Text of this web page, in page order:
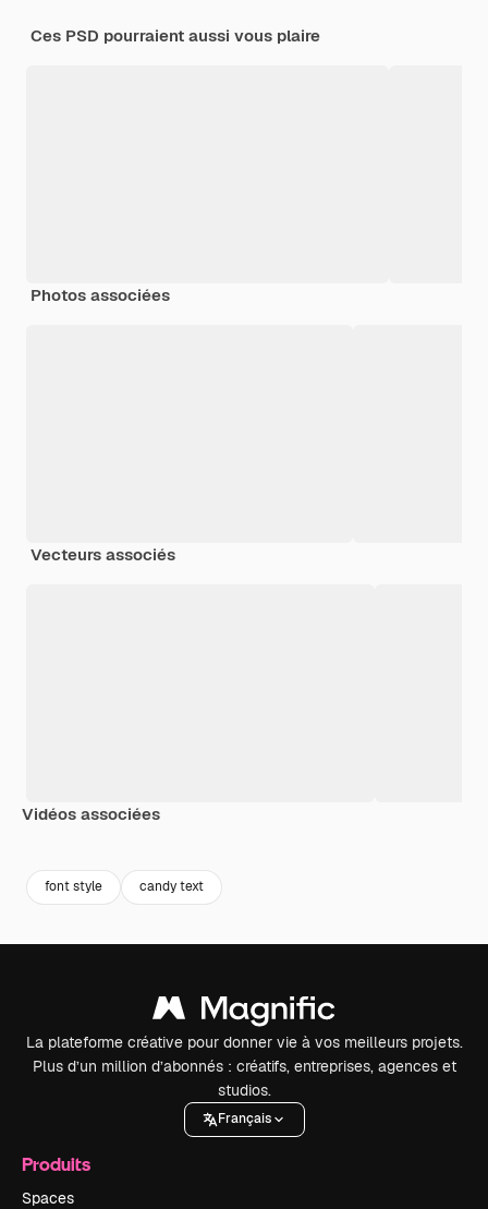
Ces PSD pourraient aussi vous plaire
Photos associées
Vecteurs associés
Vidéos associées
font style candy text
La plateforme créative pour donner vie à vos meilleurs projets.
Plus d’un million d’abonnés : créatifs, entreprises, agences et
studios.
Français
Produits
Spaces